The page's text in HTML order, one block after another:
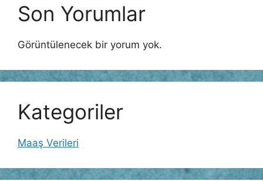
Son Yorumlar
Görüntülenecek bir yorum yok.
Kategoriler
Maaş Verileri